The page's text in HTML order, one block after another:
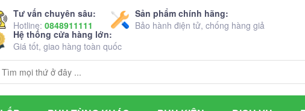
Tư vấn chuyên sâu:
Hotline: 0848911111
Sản phẩm chính hãng:
Bảo hành điện tử, chống hàng giả
Hệ thống cửa hàng lớn:
Giá tốt, giao hàng toàn quốc